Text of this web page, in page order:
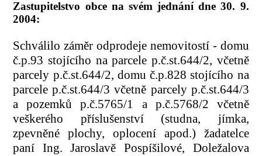
Zastupitelstvo obce na svém jednání dne 30. 9.
2004:
Schválilo záměr odprodeje nemovitostí - domu
č.p.93 stojícího na parcele p.č.st.644/2, včetně
parcely p.č.st.644/2, domu č.p.828 stojícího na
parcele p.č.st.644/3 včetně parcely p.č.st.644/3
a pozemků p.č.5765/1 a p.č.5768/2 včetně
veškerého příslušenství (studna, jímka,
zpevněné plochy, oplocení apod.) žadatelce
paní Ing. Jaroslavě Pospíšilové, Doležalova